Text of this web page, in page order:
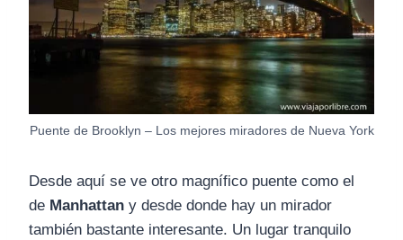
Puente de Brooklyn – Los mejores miradores de Nueva York
Desde aquí se ve otro magnífico puente como el
de Manhattan y desde donde hay un mirador
también bastante interesante. Un lugar tranquilo